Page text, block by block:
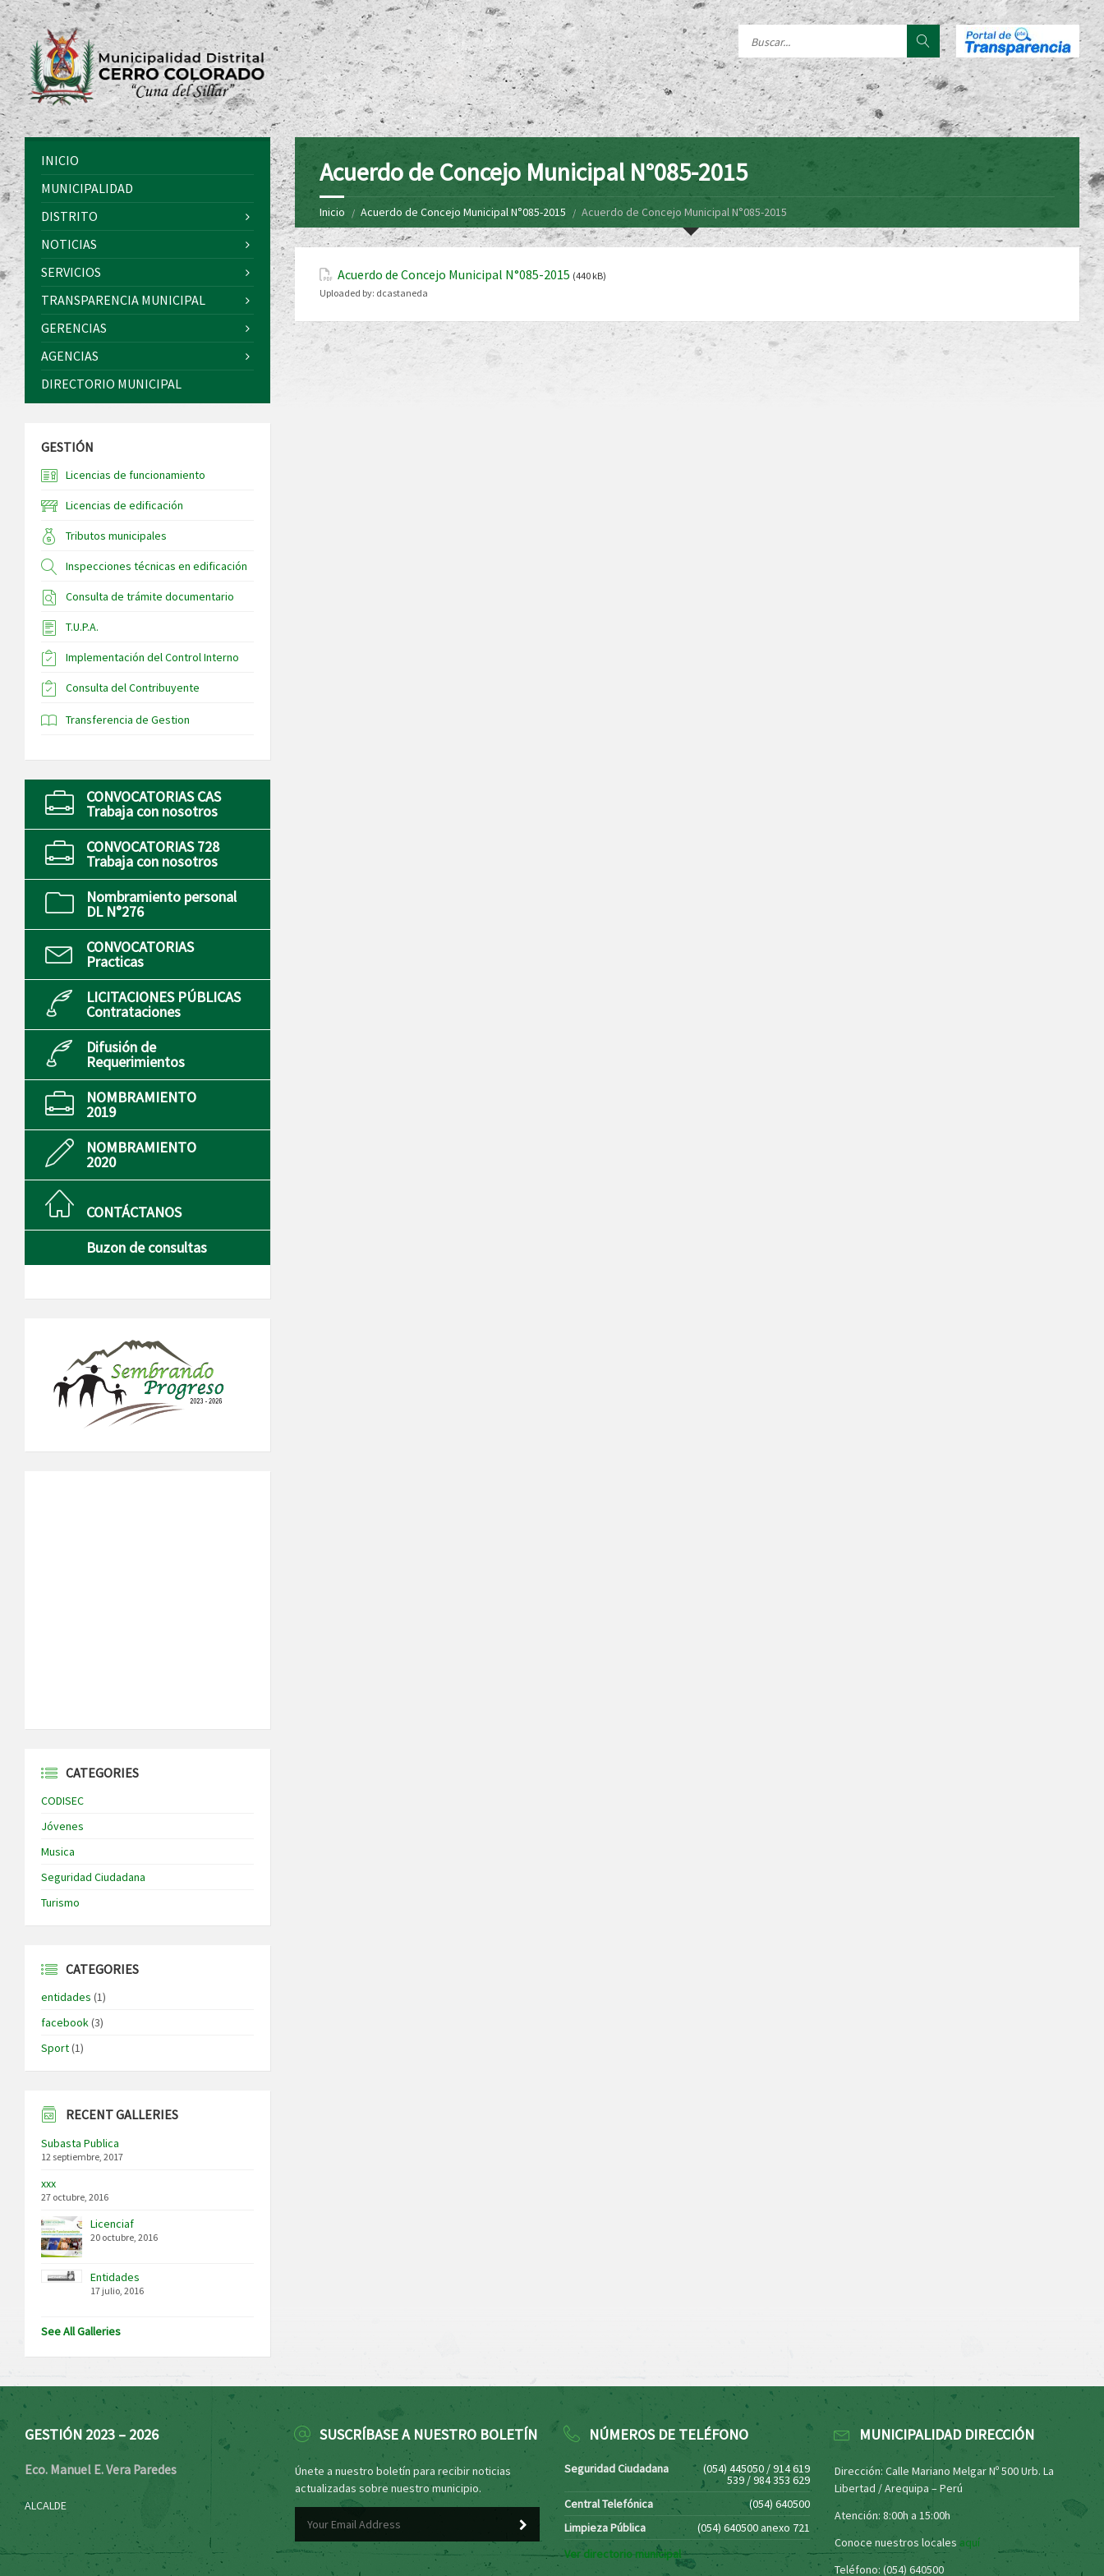
Acuerdo de Concejo Municipal N°085-2015
Inicio Acuerdo de Concejo Municipal N°085-2015 Acuerdo de Concejo Municipal N°085-2015
Acuerdo de Concejo Municipal N°085-2015 (440 kB)
Uploaded by: dcastaneda
INICIO
MUNICIPALIDAD
DISTRITO
NOTICIAS
SERVICIOS
TRANSPARENCIA MUNICIPAL
GERENCIAS
AGENCIAS
DIRECTORIO MUNICIPAL
GESTIÓN
Licencias de funcionamiento
Licencias de edificación
Tributos municipales
Inspecciones técnicas en edificación
Consulta de trámite documentario
T.U.P.A.
Implementación del Control Interno
Consulta del Contribuyente
Transferencia de Gestion
CONVOCATORIAS CAS
Trabaja con nosotros
CONVOCATORIAS 728
Trabaja con nosotros
Nombramiento personal
DL N°276
CONVOCATORIAS
Practicas
LICITACIONES PÚBLICAS
Contrataciones
Difusión de
Requerimientos
NOMBRAMIENTO
2019
NOMBRAMIENTO
2020
CONTÁCTANOS
Buzon de consultas
CATEGORIES
CODISEC
Jóvenes
Musica
Seguridad Ciudadana
Turismo
CATEGORIES
entidades (1)
facebook(3)
Sport(1)
RECENT GALLERIES
Subasta Publica
12 septiembre, 2017
xxx
27 octubre, 2016
Licenciaf
20 octubre, 2016
Entidades
17 julio, 2016
See All Galleries
GESTIÓN 2023 – 2026
Eco. Manuel E. Vera Paredes
ALCALDE
SUSCRÍBASE A NUESTRO BOLETÍN
Únete a nuestro boletín para recibir noticias
actualizadas sobre nuestro municipio.
NÚMEROS DE TELÉFONO
Seguridad Ciudadana (054) 445050 / 914 619
539 / 984 353 629
Central Telefónica
(054) 640500
Limpieza Pública
(054) 640500 anexo 721
Ver directorio municipal
MUNICIPALIDAD DIRECCIÓN
Dirección: Calle Mariano Melgar Nº 500 Urb. La
Libertad / Arequipa – Perú
Atención: 8:00h a 15:00h
Conoce nuestros locales aquí
Teléfono: (054) 640500